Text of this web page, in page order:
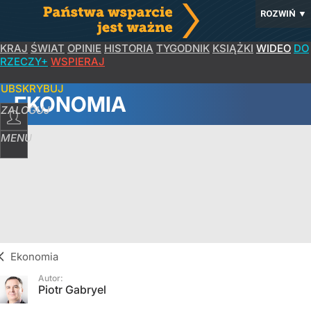
ROZWIŃ ▼
KRAJ ŚWIAT OPINIE HISTORIA TYGODNIK KSIĄŻKI WIDEO DO
RZECZY+ WSPIERAJ
ZALOGUJ
MENU
EKONOMIA
Ekonomia
Autor:
Piotr Gabryel